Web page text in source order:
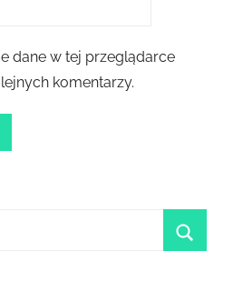
dane w tej przeglądarce
komentarzy.